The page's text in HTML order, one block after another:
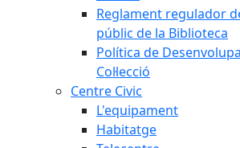
Reglament regulador
públic de la Biblioteca
Política de
Col·lecció
Centre Civic
L'equipament
Habitatge